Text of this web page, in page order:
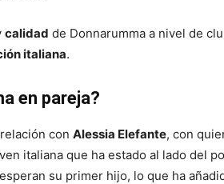
calidad de Donnarumma a nivel de
italiana.
en pareja?
con Alessia Elefante, con
italiana que ha estado al lado del
su primer hijo, lo que ha